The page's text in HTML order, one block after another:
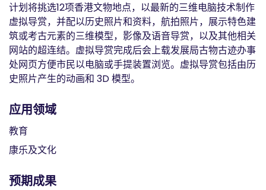
计划将挑选12项香港文物地点，以最新的三维电脑技术制作
虚拟导赏，并配以历史照片和资料，航拍照片，展示特色建
筑或考古元素的三维模型，影像及语音导赏，以及其他相关
网站的超连结。虚拟导赏完成后会上载发展局古物古迹办事
处网页方便市民以电脑或手提装置浏览。虚拟导赏包括由历
史照片产生的动画和 3D 模型。
应用领域
教育
康乐及文化
预期成果